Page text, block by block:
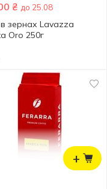
₴ до 25.08
зернах Lavazza
Oro 250г
+